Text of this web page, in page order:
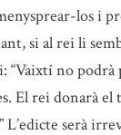
los i
si al rei li
“Vaixtí no podrà
El rei donarà el
L’edicte serà